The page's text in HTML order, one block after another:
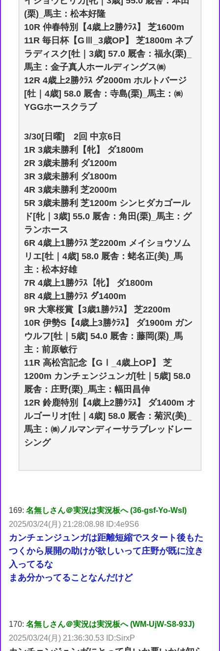
(栗)_馬主：松本好隆
10R 仲春特別【4歳上2勝ｸﾗｽ】 芝1600m
11R 毎日杯【GⅢ_3歳OP】 芝1800m ネブ
ラディスク[牡｜3歳] 57.0 厩舎：福永(栗)_
馬主：金子真人ホールディングス㈱
12R 4歳上2勝ｸﾗｽ ダ2000m ホルトバージ
[牡｜4歳] 58.0 厩舎：寺島(栗)_馬主：㈱
YGGホースクラブ
3/30[日曜] 2回 中京6日
1R 3歳未勝利【牝】 ダ1800m
2R 3歳未勝利 ダ1200m
3R 3歳未勝利 ダ1800m
4R 3歳未勝利 芝2000m
5R 3歳未勝利 芝1200m シンヒダカゴール
ド[牝｜3歳] 55.0 厩舎：角田(栗)_馬主：グ
ランホース
6R 4歳上1勝ｸﾗｽ 芝2200m メイショウソム
リエ[牡｜4歳] 58.0 厩舎：蛯名正(美)_馬
主：松本好雄
7R 4歳上1勝ｸﾗｽ【牝】 ダ1800m
8R 4歳上1勝ｸﾗｽ ダ1400m
9R 大寒桜賞【3歳1勝ｸﾗｽ】 芝2200m
10R 伊勢S【4歳上3勝ｸﾗｽ】 ダ1900m ガン
ウルフ[牡｜5歳] 54.0 厩舎：藤岡(栗)_馬
主：前原敏行
11R 高松宮記念【GⅠ_4歳上OP】 芝
1200m カンチェンジュンガ[牡｜5歳] 58.0
厩舎：庄野(栗)_馬主：幅田昌伸
12R 鈴鹿特別【4歳上2勝ｸﾗｽ】 ダ1400m オ
ルゴーリオ[牡｜4歳] 58.0 厩舎：菊沢(美)_
馬主：㈱ノルマンディーサラブレッドレー
シング
169:名無しさん＠実況は実況板へ (36-gsf-Yo-WsI)
2025/03/24(月) 21:28:08.98 ID:4e9S6
カンチェンジュンガは距離短縮でスタート後もた
つくから展開の助けが欲しいって庄野が既に泣き
入ってるな
まあ分かってることなんだけど
170:名無しさん＠実況は実況板へ (WM-UjW-S8-93J)
2025/03/24(月) 21:36:30.53 ID:SirxP